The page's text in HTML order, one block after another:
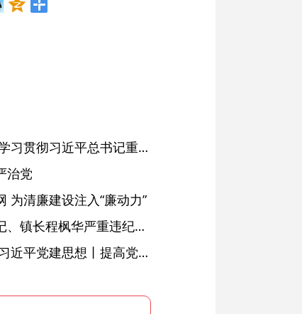
省委常委会会议强调 深入学习贯彻习近平总书记重要讲话精神 以高质量党建引领高质量发展 梁言顺主持并讲话
治党
为清廉建设注入“廉动力”
绩溪县长安镇原党委副书记、镇长程枫华严重违纪违法被开除党籍和公职
学习进行时·深入学习贯彻习近平党建思想丨提高党的战斗力的法宝